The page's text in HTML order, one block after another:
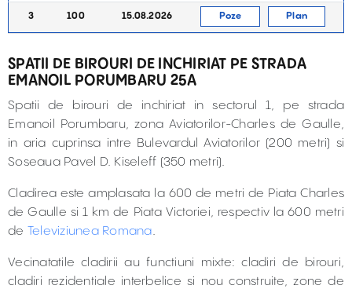
3 100 15.08.2026 Poze Plan
SPATII DE BIROURI DE INCHIRIAT PE STRADA
EMANOIL PORUMBARU 25A
Spatii de birouri de inchiriat in sectorul 1, pe strada
Emanoil Porumbaru, zona Aviatorilor-Charles de Gaulle,
in aria cuprinsa intre Bulevardul Aviatorilor (200 metri) si
Soseaua Pavel D. Kiseleff (350 metri).
Cladirea este amplasata la 600 de metri de Piata Charles
de Gaulle si 1 km de Piata Victoriei, respectiv la 600 metri
de Televiziunea Romana.
Vecinatatile cladirii au functiuni mixte: cladiri de birouri,
cladiri rezidentiale interbelice si nou construite, zone de